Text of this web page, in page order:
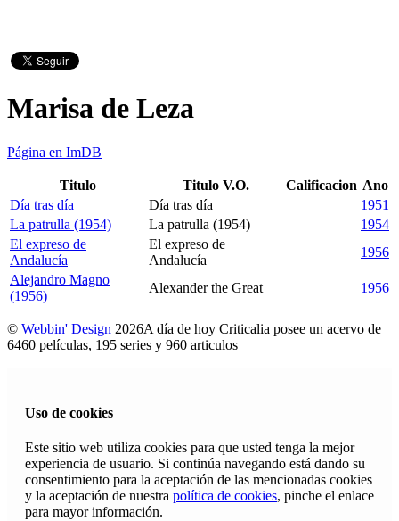
Marisa de Leza
Página en ImDB
Titulo Titulo V.O. Calificacion Ano
Día tras día
Día tras día
1951
La patrulla (1954)
La patrulla (1954)
1954
El expreso de
Andalucía
El expreso de
Andalucía
1956
Alejandro Magno
(1956)
Alexander the Great 1956
© Webbin' Design 2026A día de hoy Criticalia posee un acervo de
6460 películas, 195 series y 960 articulos
Uso de cookies
Este sitio web utiliza cookies para que usted tenga la mejor
experiencia de usuario. Si continúa navegando está dando su
consentimiento para la aceptación de las mencionadas cookies
y la aceptación de nuestra política de cookies, pinche el enlace
para mayor información.